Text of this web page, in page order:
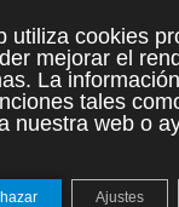
utiliza cookies
mejorar el
La
tales
nuestra web o
Ajustes